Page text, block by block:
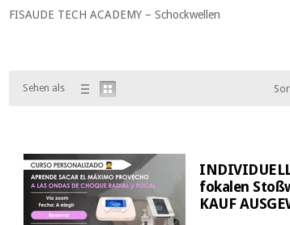
FISAUDE TECH ACADEMY – Schockwellen
Sehen als
fokalen
KAUF